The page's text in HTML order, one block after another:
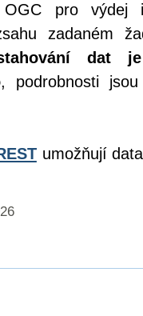
pro výdej
zadaném
stahování dat
, podrobnosti
umožňují